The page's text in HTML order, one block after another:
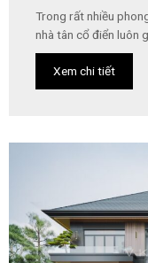
Trong rất nhiều
nhà tân cổ điển luôn
Xem chi tiết